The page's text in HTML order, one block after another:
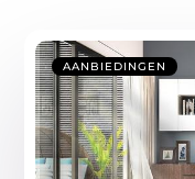
AANBIEDINGEN